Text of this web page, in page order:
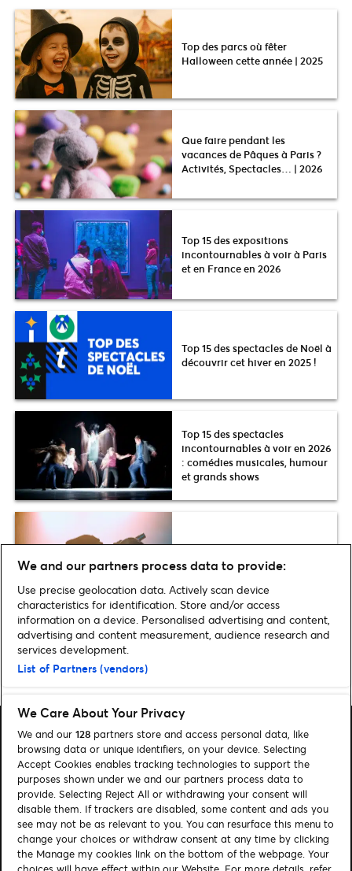
Top des parcs où fêter
Halloween cette année | 2025
Que faire pendant les
vacances de Pâques à Paris ?
Activités, Spectacles… | 2026
Top 15 des expositions
incontournables à voir à Paris
et en France en 2026
Top 15 des spectacles de Noël à
découvrir cet hiver en 2025 !
Top 15 des spectacles
incontournables à voir en 2026
: comédies musicales, humour
et grands shows
Les meilleurs artistes rap
français à connaître en 2026
» SPECTACLE
Top 10 des spectacles famille à découvrir à la
rentrée
Rechercher
Gérer mes cookies
Aide / Contact
We and our partners process data to provide:
Use precise geolocation data. Actively scan device
characteristics for identification. Store and/or access
information on a device. Personalised advertising and content,
advertising and content measurement, audience research and
services development.
List of Partners (vendors)
We Care About Your Privacy
We and our 128 partners store and access personal data, like
browsing data or unique identifiers, on your device. Selecting
Accept Cookies enables tracking technologies to support the
purposes shown under we and our partners process data to
provide. Selecting Reject All or withdrawing your consent will
disable them. If trackers are disabled, some content and ads you
see may not be as relevant to you. You can resurface this menu to
change your choices or withdraw consent at any time by clicking
the Manage my cookies link on the bottom of the webpage. Your